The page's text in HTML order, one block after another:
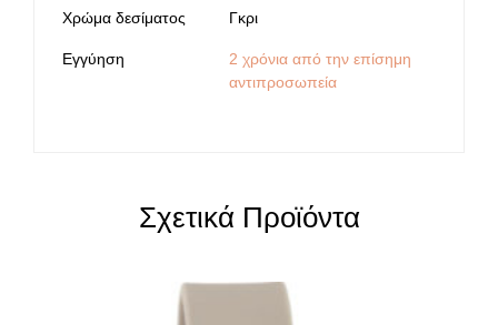
Χρώμα δεσίματος Γκρι
Εγγύηση
2 χρόνια από την επίσημη
αντιπροσωπεία
Σχετικά Προϊόντα